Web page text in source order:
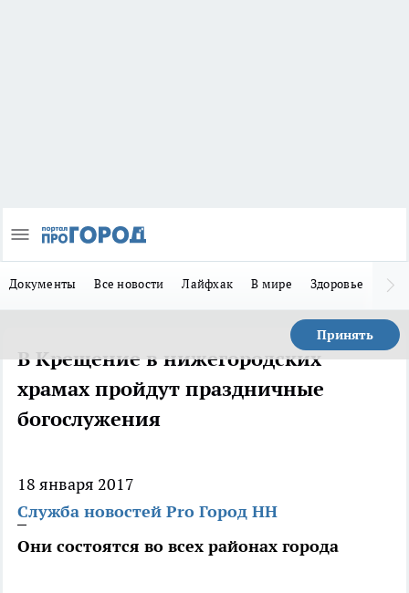
Документы Все новости Лайфхак В мире Здоровье
Принять
В Крещение в нижегородских
храмах пройдут праздничные
богослужения
18 января 2017
Служба новостей Pro Город НН
Они состоятся во всех районах города